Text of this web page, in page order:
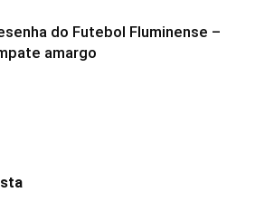
do Futebol Fluminense –
amargo